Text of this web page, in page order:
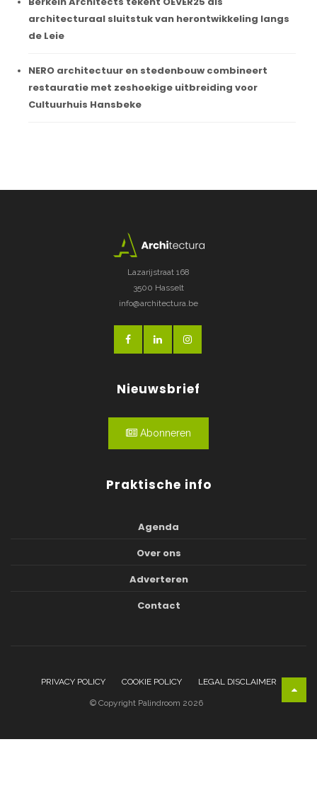
architecturaal sluitstuk van herontwikkeling langs
de Leie
NERO architectuur en stedenbouw combineert
restauratie met zeshoekige uitbreiding voor
Cultuurhuis Hansbeke
Lazarijstraat 168
3500 Hasselt
info@architectura.be
Nieuwsbrief
Abonneren
Praktische info
Agenda
Over ons
Adverteren
Contact
PRIVACY POLICY COOKIE POLICY LEGAL DISCLAIMER
© Copyright Palindroom 2026